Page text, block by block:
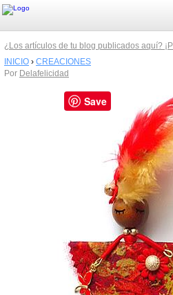
¿Los artículos de tu blog publicados aquí?
INICIO › CREACIONES
Por Delafelicidad
Save